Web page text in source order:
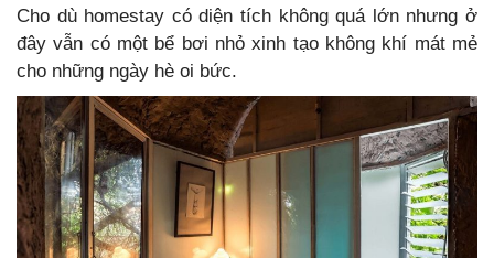
Cho dù homestay có diện tích không quá lớn nhưng ở
đây vẫn có một bể bơi nhỏ xinh tạo không khí mát mẻ
cho những ngày hè oi bức.